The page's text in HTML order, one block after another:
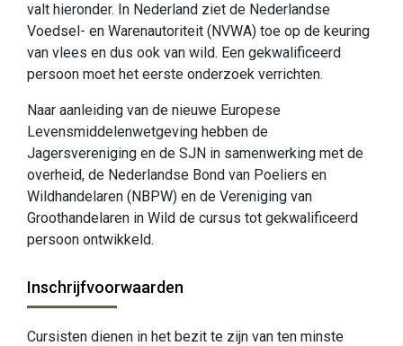
valt hieronder. In Nederland ziet de Nederlandse
Voedsel- en Warenautoriteit (NVWA) toe op de keuring
van vlees en dus ook van wild. Een gekwalificeerd
persoon moet het eerste onderzoek verrichten.
Naar aanleiding van de nieuwe Europese
Levensmiddelenwetgeving hebben de
Jagersvereniging en de SJN in samenwerking met de
overheid, de Nederlandse Bond van Poeliers en
Wildhandelaren (NBPW) en de Vereniging van
Groothandelaren in Wild de cursus tot gekwalificeerd
persoon ontwikkeld.
Inschrijfvoorwaarden
Cursisten dienen in het bezit te zijn van ten minste